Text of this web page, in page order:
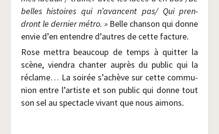
belles his­toires qui n’avancent pas/ Qui pren­
dront le der­nier métro. » Belle chan­son qui donne
envie d’en entendre d’autres de cette facture.
Rose met­tra beau­coup de temps à quit­ter la
scène, vien­dra chan­ter auprès du public qui la
réclame… La soi­rée s’achève sur cette com­mu­
nion entre l’artiste et son public qui donne tout
son sel au spec­tacle vivant que nous aimons.